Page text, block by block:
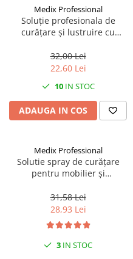
Instalatii de Craciun
Lumanari si candele
Maturi, Mopuri si galeti
Prosoape de hartie si servetele
Servetele umede
Solutii geamuri
Solutii universale
Accesorii pentru gradina
Aparate pentru stropit gradina
Medix Professional
Soluție profesionala de
curățare și lustruire cu
suprafețe netede si sticlă 800
ml cu miros de liliac, Medix
32,00 Lei
22,60 Lei
10IN STOC
ADAUGA IN COS
Medix Professional
Solutie spray de curățare
pentru mobilier și
Professional
31,58 Lei
28,93 Lei
3 IN STOC